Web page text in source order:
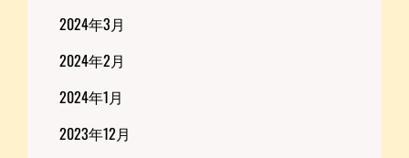
2024年3月
2024年2月
2024年1月
2023年12月